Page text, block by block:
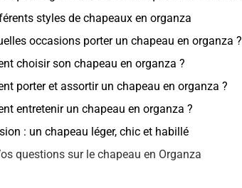
styles de chapeaux en organza
occasions porter un chapeau en organza ?
choisir son chapeau en organza ?
porter et assortir un chapeau en organza ?
entretenir un chapeau en organza ?
: un chapeau léger, chic et habillé
questions sur le chapeau en Organza